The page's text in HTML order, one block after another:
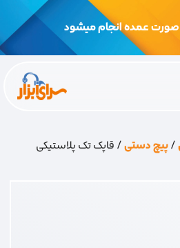
عمده انجام میشود
/پیچ دستی/ قاپک تک پلاستیکی